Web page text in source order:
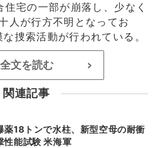
宅の一部が崩落し、少なく
人が行方不明となってお
捜索活動が行われている。
全文を読む >
関連記事
薬18トンで水柱、新型空母の耐衝
性能試験 米海軍